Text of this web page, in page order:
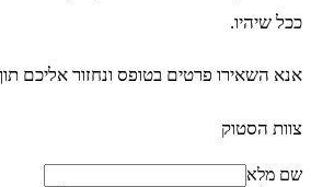
ככל שיהיו.
אנא השאירו פרטים בטופס ונחזור אליכם תוך 48
צוות הסטוק
שם מלא